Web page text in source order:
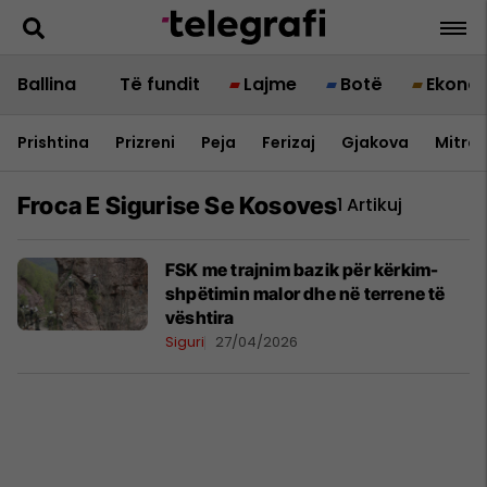
Ballina Të fundit Lajme Botë
Prishtina Prizreni Peja Ferizaj Gjakova
Froca E Sigurise Se Kosoves1 Artikuj
FSK me trajnim bazik për kërkim-
shpëtimin malor dhe në terrene të
vështira
Siguri 27/04/2026